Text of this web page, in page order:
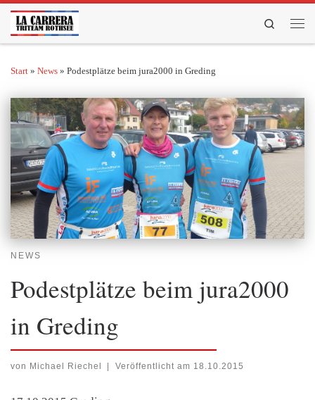
Zum Inhalt springen
Search
Start » News » Podestplätze beim jura2000 in Greding
NEWS
Podestplätze beim jura2000
in Greding
von Michael Riechel Veröffentlicht am 18.10.2015